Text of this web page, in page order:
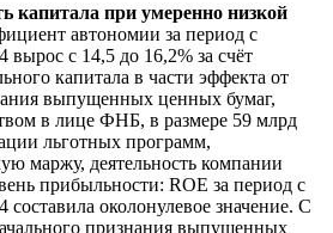
капитала при умеренно низкой
автономии за период с
вырос с 14,5 до 16,2% за счёт
капитала в части эффекта от
выпущенных ценных бумаг,
в лице ФНБ, в размере 59 млрд
льготных программ,
маржу, деятельность компании
прибыльности: ROE за период с
составила околонулевое значение. С
признания выпущенных